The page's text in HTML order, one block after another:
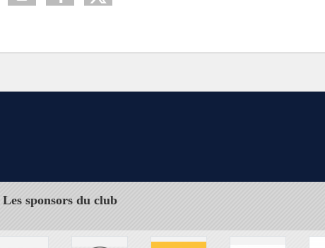
Les sponsors du club